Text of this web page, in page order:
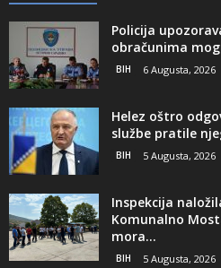
Policija
obračunima
BIH 6 Augusta, 2026
Helez oštro
službe pratile
BIH 5 Augusta, 2026
Inspekcija
Komunalno
mora...
BIH 5 Augusta, 2026